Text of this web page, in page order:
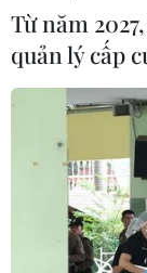
Ngoại giao
mạng lưới
nguồn lực
10/08/2026 04:35
Từ năm
quản lý cấp